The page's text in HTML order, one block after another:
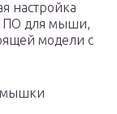
настройка
ПО для мыши,
модели с
мышки